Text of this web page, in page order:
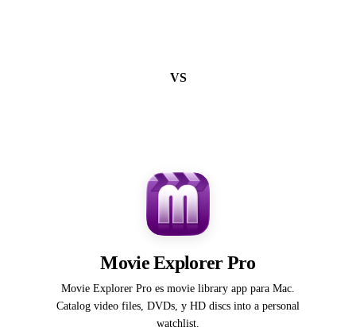
VS
Movie Explorer Pro
Movie Explorer Pro es movie library app para Mac.
Catalog video files, DVDs, y HD discs into a personal
watchlist.